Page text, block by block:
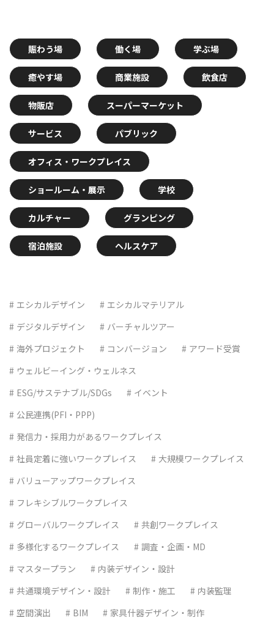
賑わう場 働く場 学ぶ場
癒やす場 商業施設 飲食店
物販店 スーパーマーケット
サービス パブリック
オフィス・ワークプレイス
ショールーム・展示 学校
カルチャー グランピング
宿泊施設 ヘルスケア
エシカルデザイン
エシカルマテリアル
デジタルデザイン
バーチャルツアー
海外プロジェクト
コンバージョン
アワード受賞
ウェルビーイング・ウェルネス
ESG/サステナブル/SDGs
イベント
公民連携(PFI・PPP)
発信力・採用力があるワークプレイス
社員定着に強いワークプレイス
大規模ワークプレイス
バリューアップワークプレイス
フレキシブルワークプレイス
グローバルワークプレイス
共創ワークプレイス
多様化するワークプレイス
調査・企画・MD
マスタープラン
内装デザイン・設計
共通環境デザイン・設計
制作・施工
内装監理
空間演出
BIM 家具什器デザイン・制作